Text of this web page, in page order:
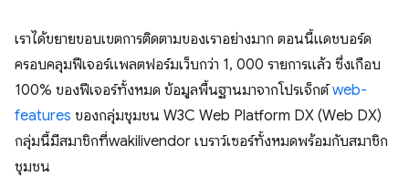
เราได้ขยายขอบเขตการติดตามของเราอย่างมาก ตอนนี้แดชบอร์ด
ครอบคลุมฟีเจอร์แพลตฟอร์มเว็บกว่า 1, 000 รายการแล้ว ซึ่งเกือบ
100% ของฟีเจอร์ทั้งหมด ข้อมูลพื้นฐานมาจากโปรเจ็กต์web-
features ของกลุ่มชุมชน W3C Web Platform DX (Web DX)
กลุ่มนี้มีสมาชิกที่wakilivendor เบราว์เซอร์ทั้งหมดพร้อมกับสมาชิก
ชุมชน